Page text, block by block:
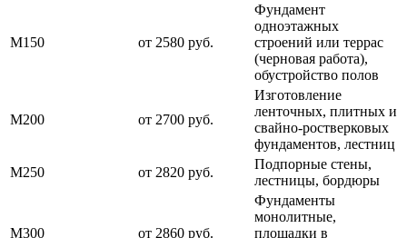
М150 от 2580 руб.
Фундамент
одноэтажных
строений или террас
(черновая работа),
обустройство полов
М200 от 2700 руб.
Изготовление
ленточных, плитных и
свайно-ростверковых
фундаментов, лестниц
М250
от 2820 руб.
Подпорные стены,
лестницы, бордюры
М300 от 2860 руб.
Фундаменты
монолитные,
площадки в